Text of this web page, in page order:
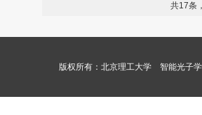
共17条
版权所有：北京理工大学 智能光子学